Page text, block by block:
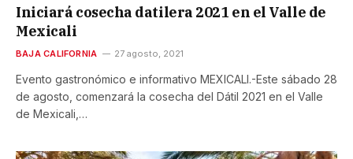
Iniciará cosecha datilera 2021 en el Valle de
Mexicali
BAJA CALIFORNIA 27 agosto, 2021
Evento gastronómico e informativo MEXICALI.-Este sábado 28
de agosto, comenzará la cosecha del Dátil 2021 en el Valle
de Mexicali,…